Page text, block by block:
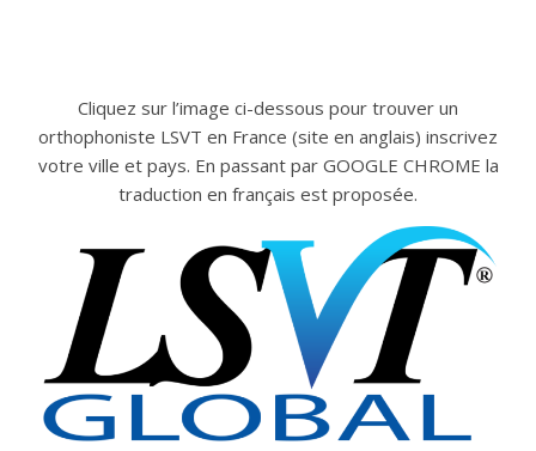
Cliquez sur l’image ci-dessous pour trouver un
orthophoniste LSVT en France (site en anglais) inscrivez
votre ville et pays. En passant par GOOGLE CHROME la
traduction en français est proposée.